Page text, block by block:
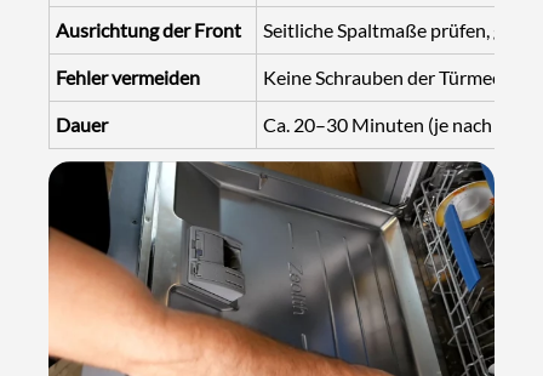
Ausrichtung der Front Seitliche Spaltmaße prüfen, ggf.
Fehler vermeiden Keine Schrauben der
Dauer Ca. 20–30 Minuten (je nach